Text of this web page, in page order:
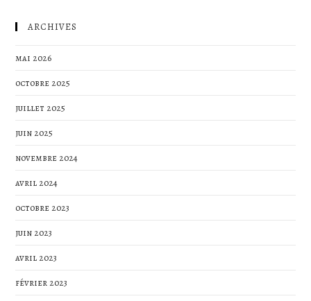
ARCHIVES
mai 2026
octobre 2025
juillet 2025
juin 2025
novembre 2024
avril 2024
octobre 2023
juin 2023
avril 2023
février 2023